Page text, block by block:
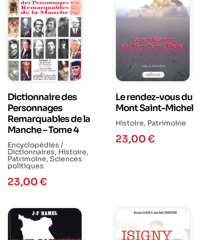
Dictionnaire des
Personnages
Remarquables de la
Manche – Tome 4
Encyclopédies /
Dictionnaires, Histoire,
Patrimoine, Sciences
politiques
23,00 €
Le rendez-vous du
Mont Saint-Michel
Histoire, Patrimoine
23,00 €